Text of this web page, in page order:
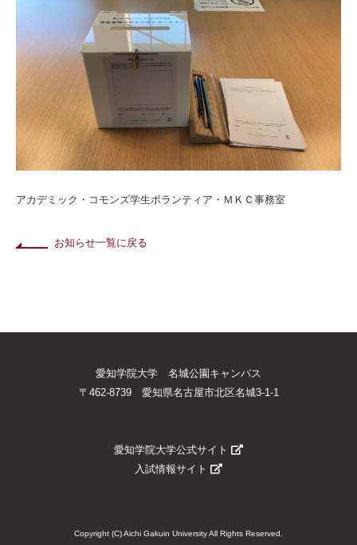
アカデミック・コモンズ学生ボランティア・ＭＫＣ事務室
お知らせ一覧に戻る
愛知学院大学 名城公園キャンパス
〒462-8739 愛知県名古屋市北区名城3-1-1
愛知学院大学公式サイト
入試情報サイト
Copyright (C) Aichi Gakuin University All Rights Reserved.